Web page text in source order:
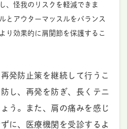
、怪我のリスクを軽減できま
とアウターマッスルをバランス
り効果的に肩関節を保護するこ
発防止策を継続して行うこ
し、再発を防ぎ、長くテニ
う。また、肩の痛みを感じ
に、医療機関を受診するよ